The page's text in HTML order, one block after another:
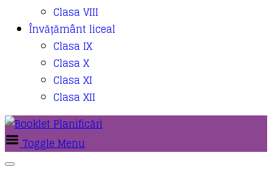
Clasa VIII
Învățământ liceal
Clasa IX
Clasa X
Clasa XI
Clasa XII
Toggle Menu